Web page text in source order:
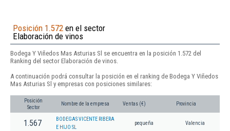
Posición 1.572 en el sector
Elaboración de vinos
Bodega Y Viñedos Mas Asturias Sl se encuentra en la posición 1.572 del
Ranking del sector Elaboración de vinos.
A continuación podrá consultar la posición en el ranking de Bodega Y Viñedos
Mas Asturias Sl y empresas con posiciones similares:
Posición
Sector
Nombre de la empresa Ventas (€) Provincia
1.567
BODEGAS VICENTE RIBERA
E HIJO SL
pequeña Valencia